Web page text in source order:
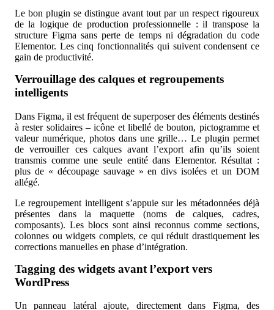
Le bon plugin se distingue avant tout par un respect rigoureux
de la logique de production professionnelle : il transpose la
structure Figma sans perte de temps ni dégradation du code
Elementor. Les cinq fonctionnalités qui suivent condensent ce
gain de productivité.
Verrouillage des calques et regroupements
intelligents
Dans Figma, il est fréquent de superposer des éléments destinés
à rester solidaires – icône et libellé de bouton, pictogramme et
valeur numérique, photos dans une grille… Le plugin permet
de verrouiller ces calques avant l’export afin qu’ils soient
transmis comme une seule entité dans Elementor. Résultat :
plus de « découpage sauvage » en divs isolées et un DOM
allégé.
Le regroupement intelligent s’appuie sur les métadonnées déjà
présentes dans la maquette (noms de calques, cadres,
composants). Les blocs sont ainsi reconnus comme sections,
colonnes ou widgets complets, ce qui réduit drastiquement les
corrections manuelles en phase d’intégration.
Tagging des widgets avant l’export vers
WordPress
Un panneau latéral ajoute, directement dans Figma, des